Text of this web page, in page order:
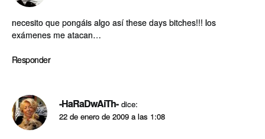
necesito que pongáis algo así­ these days bitches!!! los
exámenes me atacan…
Responder
-HaRaDwAiTh- dice:
22 de enero de 2009 a las 1:08